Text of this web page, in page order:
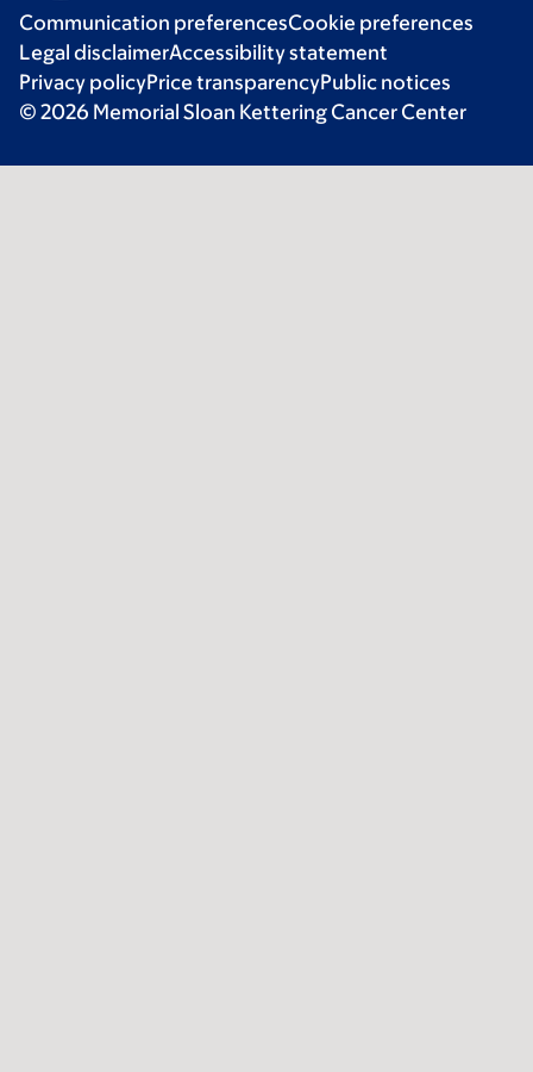
Communication preferencesCookie preferences
Legal disclaimerAccessibility statement
Privacy policyPrice transparencyPublic notices
© 2026 Memorial Sloan Kettering Cancer Center